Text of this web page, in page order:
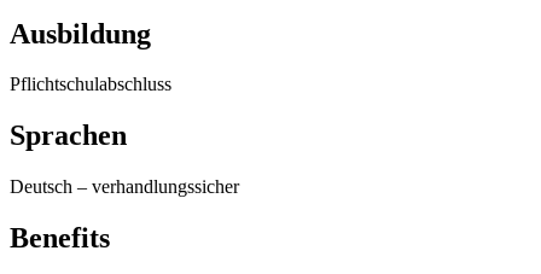
Ausbildung
Pflichtschulabschluss
Sprachen
Deutsch – verhandlungssicher
Benefits